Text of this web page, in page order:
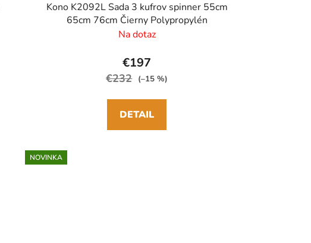
Kono K2092L Sada 3 kufrov spinner 55cm
65cm 76cm Čierny Polypropylén
Na dotaz
€197
€232 (–15 %)
DETAIL
NOVINKA